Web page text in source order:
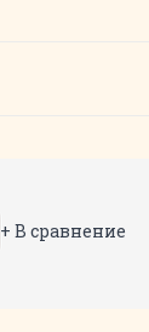
+ В сравнение